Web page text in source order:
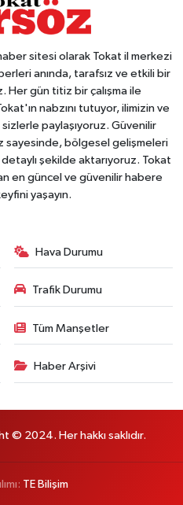
sitesi olarak Tokat il merkezi
anında, tarafsız ve etkili bir
Her gün titiz bir çalışma ile
nabzını tutuyor, ilimizin ve
sizlerle paylaşıyoruz. Güvenilir
sayesinde, bölgesel gelişmeleri
detaylı şekilde aktarıyoruz. Tokat
en güncel ve güvenilir habere
yaşayın.
Hava Durumu
Trafik Durumu
Tüm Manşetler
Haber Arşivi
© 2024. Her hakkı saklıdır.
TE Bilişim